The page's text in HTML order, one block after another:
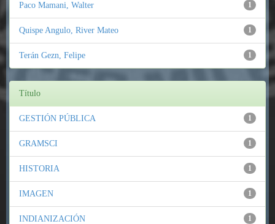
1
Paco Mamani, Walter
1
Quispe Angulo, River Mateo
1
Terán Gezn, Felipe
Título
1
GESTIÓN PÚBLICA
1
GRAMSCI
1
HISTORIA
1
IMAGEN
1
INDIANIZACIÓN